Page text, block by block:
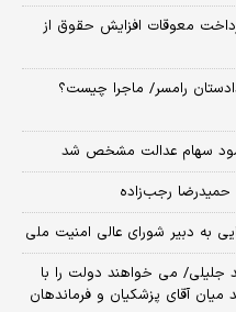
معوقات افزایش حقوق از
رامسر/ ماجرا چیست؟
سود سهام عدالت مشخص شد
حمیدرضا رجب‌زاده
به دبیر شورای عالی امنیت ملی
جلیلی/ می خواهند دولت را با
آقای پزشکیان و فرماندهان